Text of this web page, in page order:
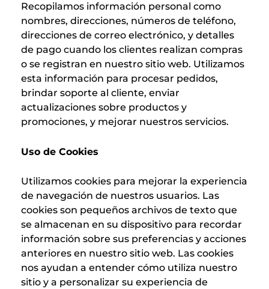
Recopilamos información personal como
nombres, direcciones, números de teléfono,
direcciones de correo electrónico, y detalles
de pago cuando los clientes realizan compras
o se registran en nuestro sitio web. Utilizamos
esta información para procesar pedidos,
brindar soporte al cliente, enviar
actualizaciones sobre productos y
promociones, y mejorar nuestros servicios.
Uso de Cookies
Utilizamos cookies para mejorar la experiencia
de navegación de nuestros usuarios. Las
cookies son pequeños archivos de texto que
se almacenan en su dispositivo para recordar
información sobre sus preferencias y acciones
anteriores en nuestro sitio web. Las cookies
nos ayudan a entender cómo utiliza nuestro
sitio y a personalizar su experiencia de